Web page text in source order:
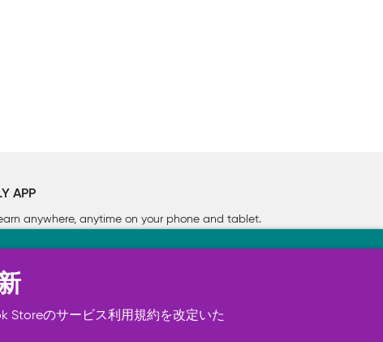
APP
anywhere, anytime on your phone and tablet.
必須）。 このほか、サイト使用状
の Cookie を使用することがありま
Storeのサービス利用規約を改定いた